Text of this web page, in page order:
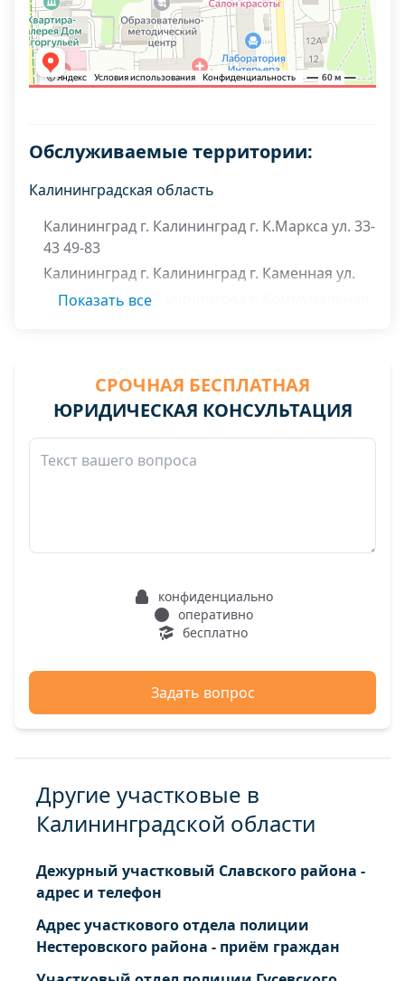
Обслуживаемые территории:
Калининградская область
Калининград г. Калининград г. К.Маркса ул. 33-
43 49-83
Калининград г. Калининград г. Каменная ул.
Калининград г. Калининград г. Коммунальная
Калининград г. Калининград г. Офицерская ул.
Калининград г. Калининград г. Пугачева ул.
Калининград г. Калининград г. С.Разина ул. 1-
31 2-32
Показать все
СРОЧНАЯ БЕСПЛАТНАЯ
ЮРИДИЧЕСКАЯ КОНСУЛЬТАЦИЯ
конфиденциально
оперативно
бесплатно
Задать вопрос
Другие участковые в
Калининградской области
Дежурный участковый Славского района -
адрес и телефон
Адрес участкового отдела полиции
Нестеровского района - приём граждан